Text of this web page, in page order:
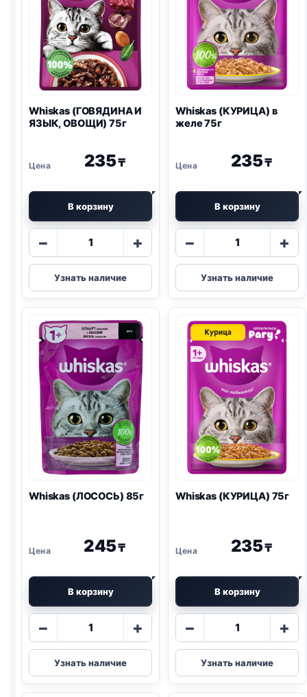
Whiskas (ГОВЯДИНА И
ЯЗЫК, ОВОЩИ) 75г
235₸
В корзину
−
Количество
Whiskas
(ГОВЯДИНА
И
ОВОЩИ)
75г
+
Узнать наличие
Whiskas (КУРИЦА) в
желе 75г
235₸
В корзину
−
Количество
Whiskas
(КУРИЦА)
в
75г
+
Узнать наличие
Whiskas (ЛОСОСЬ) 85г
245₸
В корзину
−
Количество
Whiskas
(ЛОСОСЬ)
85г
+
Узнать наличие
Whiskas (КУРИЦА) 75г
235₸
В корзину
−
Количество
Whiskas
(КУРИЦА)
75г
+
Узнать наличие